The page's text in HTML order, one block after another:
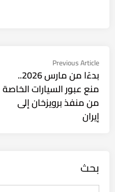
تصفّح
المقالات
Previous Article
article:
بدءًا من مارس 2026..
منع عبور السيارات الخاصة
من منفذ برويزخان إلى
إيران
بحث